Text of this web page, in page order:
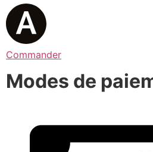
Commander
Modes de